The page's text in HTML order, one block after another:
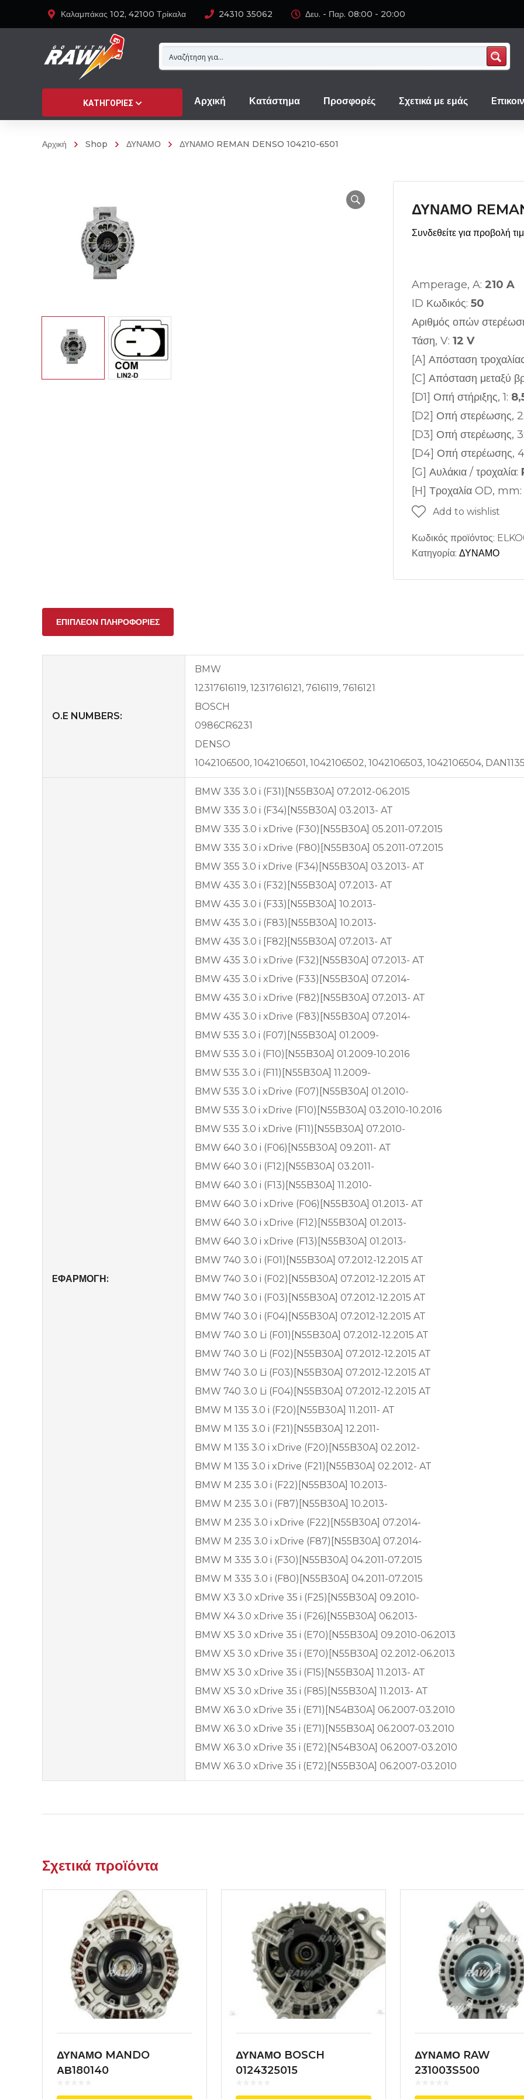
Καλαμπάκας 102, 42100 Τρίκαλα 24310 35062 Δευ. - Παρ. 08:00 - 20:00
ΚΑΤΗΓΟΡΊΕΣ Αρχική Κατάστημα Προσφορές Σχετικά με εμάς
Αρχική Shop ΔΥΝΑΜΟ ΔΥΝΑΜΟ REMAN DENSO 104210-6501
ΔΥΝΑΜΟ
Συνδεθείτε για προβολή
Amperage, A: 210 A
ID Κωδικός: 50
Αριθμός οπών
Τάση, V: 12 V
[A] Απόσταση
[C] Απόσταση μεταξύ
[D1] Οπή στήριξης, 1:
[D2] Οπή στερέωσης, 2:
[D3] Οπή στερέωσης, 3:
[D4] Οπή στερέωσης,
[G] Αυλάκια / τροχαλία:
[H] Τροχαλία OD, mm:
Add to wishlist
Κωδικός προϊόντος:
Κατηγορία: ΔΥΝΑΜΟ
ΕΠΙΠΛΈΟΝ ΠΛΗΡΟΦΟΡΊΕΣ
O.E NUMBERS:
BMW
12317616119, 12317616121, 7616119, 7616121
BOSCH
0986CR6231
DENSO
1042106500, 1042106501, 1042106502, 1042106503, 1042106504, DAN1135
EΦΑΡΜΟΓΗ:
BMW 335 3.0 i (F31)[N55B30A] 07.2012-06.2015
BMW 335 3.0 i (F34)[N55B30A] 03.2013- AT
BMW 335 3.0 i xDrive (F30)[N55B30A] 05.2011-07.2015
BMW 335 3.0 i xDrive (F80)[N55B30A] 05.2011-07.2015
BMW 355 3.0 i xDrive (F34)[N55B30A] 03.2013- AT
BMW 435 3.0 i (F32)[N55B30A] 07.2013- AT
BMW 435 3.0 i (F33)[N55B30A] 10.2013-
BMW 435 3.0 i (F83)[N55B30A] 10.2013-
BMW 435 3.0 i [F82}[N55B30A] 07.2013- AT
BMW 435 3.0 i xDrive (F32)[N55B30A] 07.2013- AT
BMW 435 3.0 i xDrive (F33)[N55B30A] 07.2014-
BMW 435 3.0 i xDrive (F82)[N55B30A] 07.2013- AT
BMW 435 3.0 i xDrive (F83)[N55B30A] 07.2014-
BMW 535 3.0 i (F07)[N55B30A] 01.2009-
BMW 535 3.0 i (F10)[N55B30A] 01.2009-10.2016
BMW 535 3.0 i (F11)[N55B30A] 11.2009-
BMW 535 3.0 i xDrive (F07)[N55B30A] 01.2010-
BMW 535 3.0 i xDrive (F10)[N55B30A] 03.2010-10.2016
BMW 535 3.0 i xDrive (F11)[N55B30A] 07.2010-
BMW 640 3.0 i (F06)[N55B30A] 09.2011- AT
BMW 640 3.0 i (F12)[N55B30A] 03.2011-
BMW 640 3.0 i (F13)[N55B30A] 11.2010-
BMW 640 3.0 i xDrive (F06)[N55B30A] 01.2013- AT
BMW 640 3.0 i xDrive (F12)[N55B30A] 01.2013-
BMW 640 3.0 i xDrive (F13)[N55B30A] 01.2013-
BMW 740 3.0 i (F01)[N55B30A] 07.2012-12.2015 AT
BMW 740 3.0 i (F02)[N55B30A] 07.2012-12.2015 AT
BMW 740 3.0 i (F03)[N55B30A] 07.2012-12.2015 AT
BMW 740 3.0 i (F04)[N55B30A] 07.2012-12.2015 AT
BMW 740 3.0 Li (F01)[N55B30A] 07.2012-12.2015 AT
BMW 740 3.0 Li (F02)[N55B30A] 07.2012-12.2015 AT
BMW 740 3.0 Li (F03)[N55B30A] 07.2012-12.2015 AT
BMW 740 3.0 Li (F04)[N55B30A] 07.2012-12.2015 AT
BMW M 135 3.0 i (F20)[N55B30A] 11.2011- AT
BMW M 135 3.0 i (F21)[N55B30A] 12.2011-
BMW M 135 3.0 i xDrive (F20)[N55B30A] 02.2012-
BMW M 135 3.0 i xDrive (F21)[N55B30A] 02.2012- AT
BMW M 235 3.0 i (F22)[N55B30A] 10.2013-
BMW M 235 3.0 i (F87)[N55B30A] 10.2013-
BMW M 235 3.0 i xDrive (F22)[N55B30A] 07.2014-
BMW M 235 3.0 i xDrive (F87)[N55B30A] 07.2014-
BMW M 335 3.0 i (F30)[N55B30A] 04.2011-07.2015
BMW M 335 3.0 i (F80)[N55B30A] 04.2011-07.2015
BMW X3 3.0 xDrive 35 i (F25)[N55B30A] 09.2010-
BMW X4 3.0 xDrive 35 i (F26)[N55B30A] 06.2013-
BMW X5 3.0 xDrive 35 i (E70)[N55B30A] 09.2010-06.2013
BMW X5 3.0 xDrive 35 i (E70)[N55B30A] 02.2012-06.2013
BMW X5 3.0 xDrive 35 i (F15)[N55B30A] 11.2013- AT
BMW X5 3.0 xDrive 35 i (F85)[N55B30A] 11.2013- AT
BMW X6 3.0 xDrive 35 i (E71)[N54B30A] 06.2007-03.2010
BMW X6 3.0 xDrive 35 i (E71)[N55B30A] 06.2007-03.2010
BMW X6 3.0 xDrive 35 i (E72)[N54B30A] 06.2007-03.2010
BMW X6 3.0 xDrive 35 i (E72)[N55B30A] 06.2007-03.2010
Σχετικά προϊόντα
ΔΥΝΑΜΟ MANDO
ΑΒ180140
ΔΥΝΑΜΟ BOSCH
0124325015
ΔΥΝΑΜΟ RAW
231003S500